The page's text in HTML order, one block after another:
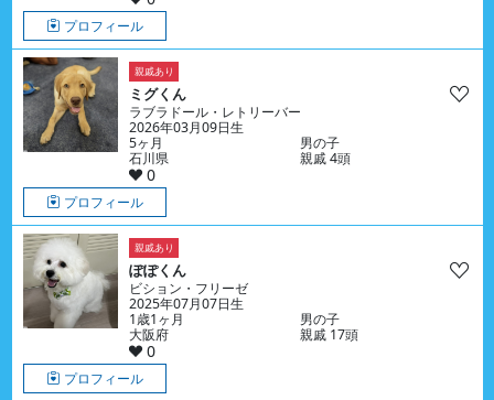
プロフィール
親戚あり
ミグくん
ラブラドール・レトリーバー
2026年03月09日生
5ヶ月
男の子
石川県
親戚 4頭
0
プロフィール
親戚あり
ぽぽくん
ビション・フリーゼ
2025年07月07日生
1歳1ヶ月
男の子
大阪府
親戚 17頭
0
プロフィール